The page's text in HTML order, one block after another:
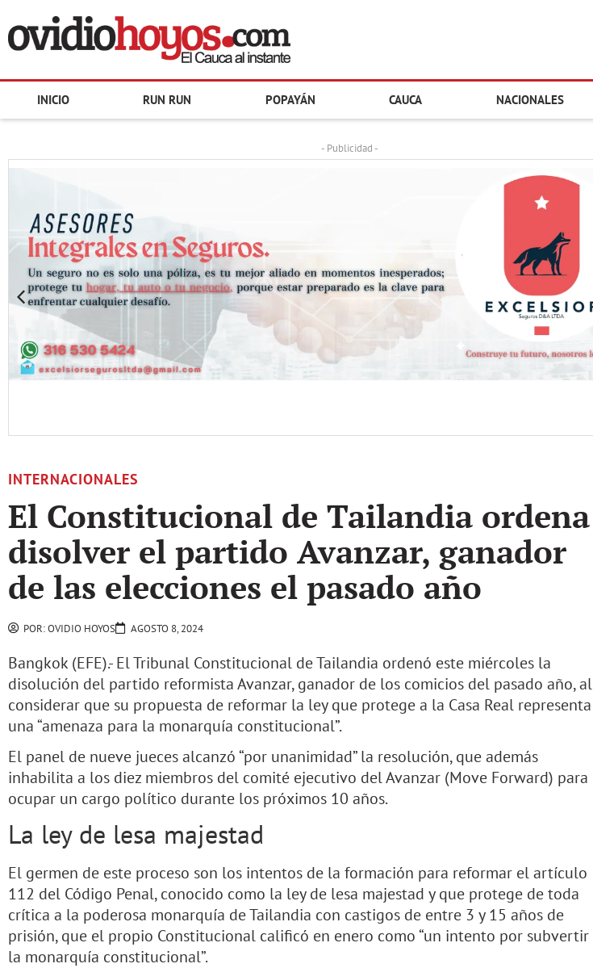
INICIO RUN RUN POPAYÁN CAUCA NACIONALES
- Publicidad -
INTERNACIONALES
El Constitucional de Tailandia ordena
disolver el partido Avanzar, ganador
de las elecciones el pasado año
POR:OVIDIO HOYOS AGOSTO 8, 2024
Bangkok (EFE).- El Tribunal Constitucional de Tailandia ordenó este miércoles la
disolución del partido reformista Avanzar, ganador de los comicios del pasado año, al
considerar que su propuesta de reformar la ley que protege a la Casa Real representa
una “amenaza para la monarquía constitucional”.
El panel de nueve jueces alcanzó “por unanimidad” la resolución, que además
inhabilita a los diez miembros del comité ejecutivo del Avanzar (Move Forward) para
ocupar un cargo político durante los próximos 10 años.
La ley de lesa majestad
El germen de este proceso son los intentos de la formación para reformar el artículo
112 del Código Penal, conocido como la ley de lesa majestad y que protege de toda
crítica a la poderosa monarquía de Tailandia con castigos de entre 3 y 15 años de
prisión, que el propio Constitucional calificó en enero como “un intento por subvertir
la monarquía constitucional”.